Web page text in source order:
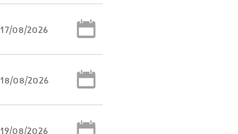
17/08/2026
18/08/2026
19/08/2026